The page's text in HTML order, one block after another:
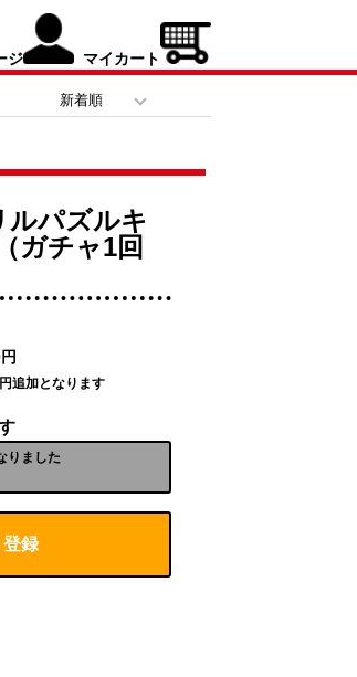
ジ マイカート
パズルキ
ガチャ1回
追加となります
りました
録